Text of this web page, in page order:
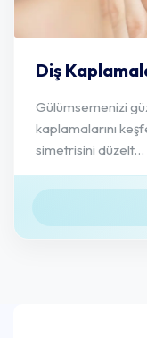
Diş
Gülümsemenizi
kaplamalarını
simetrisini düzelt...